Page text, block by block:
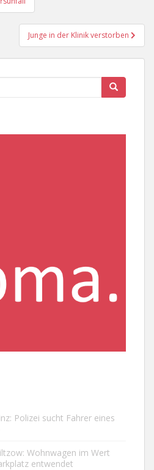
Junge in der Klinik verstorben
Polizei sucht Fahrer eines
Wohnwagen im Wert
entwendet